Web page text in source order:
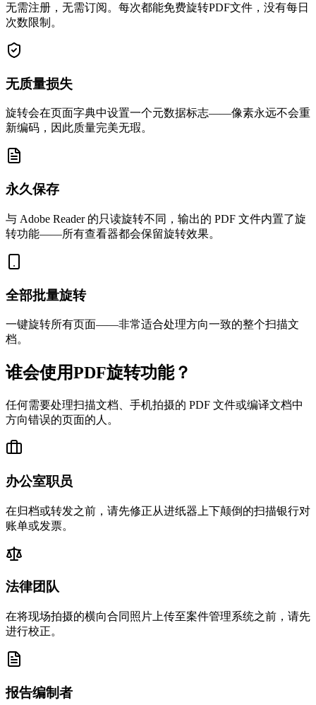
无需注册，无需订阅。每次都能免费旋转PDF文件，没有每日
次数限制。
无质量损失
旋转会在页面字典中设置一个元数据标志——像素永远不会重
新编码，因此质量完美无瑕。
永久保存
与 Adob​​e Reader 的只读旋转不同，输出的 PDF 文件内置了旋
转功能——所有查看器都会保留旋转效果。
全部批量旋转
一键旋转所有页面——非常适合处理方向一致的整个扫描文
档。
谁会使用PDF旋转功能？
任何需要处理扫描文档、手机拍摄的 PDF 文件或编译文档中
方向错误的页面的人。
办公室职员
在归档或转发之前，请先修正从进纸器上下颠倒的扫描银行对
账单或发票。
法律团队
在将现场拍摄的横向合同照片上传至案件管理系统之前，请先
进行校正。
报告编制者